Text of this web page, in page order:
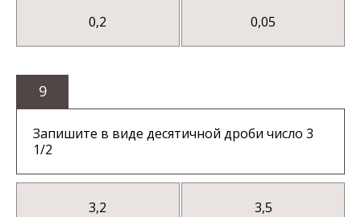
0,2 0,05
9
Запишите в виде десятичной дроби число 3
1/2
3,2 3,5